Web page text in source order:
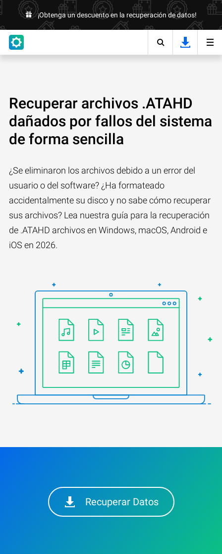
¡Obtenga un descuento en la recuperación de datos!
Recuperar archivos .ATAHD
dañados por fallos del sistema
de forma sencilla
¿Se eliminaron los archivos debido a un error del
usuario o del software? ¿Ha formateado
accidentalmente su disco y no sabe cómo recuperar
sus archivos? Lea nuestra guía para la recuperación
de .ATAHD archivos en Windows, macOS, Android e
iOS en 2026.
Recuperar Datos